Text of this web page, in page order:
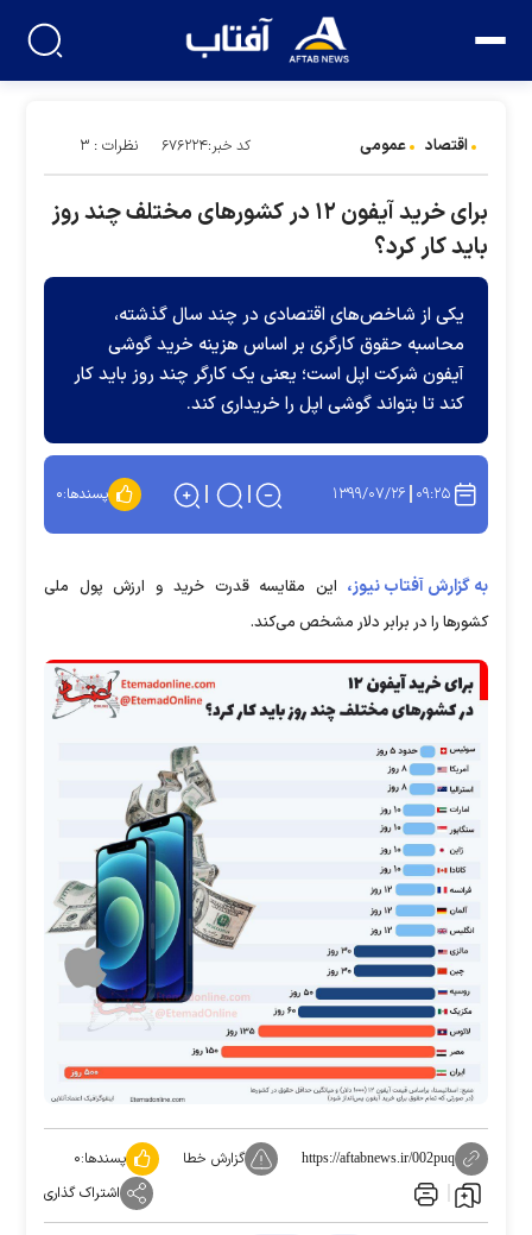
اقتصاد عمومی کد خبر:۶۷۶۲۲۴ نظرات : ۳
برای خرید آیفون ۱۲ در کشورهای مختلف چند روز
باید کار کرد؟
یکی از شاخص‌های اقتصادی در چند سال گذشته،
محاسبه حقوق کارگری بر اساس هزینه خرید گوشی
آیفون شرکت اپل است؛ یعنی یک کارگر چند روز باید کار
کند تا بتواند گوشی اپل را خریداری کند.
۰۹:۲۵ ۱۳۹۹/۰۷/۲۶ پسندها:۰
به گزارش آفتاب نیوز، این مقایسه قدرت خرید و ارزش پول ملی
کشورها را در برابر دلار مشخص می‌کند.
https://aftabnews.ir/002puq گزارش خطا پسندها:۰
اشتراک گذاری